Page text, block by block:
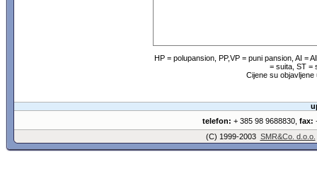
HP = polupansion, PP,VP = puni pansion, AI =
= suita, ST =
Cijene su
telefon: + 385 98 9688830, fax:
(C) 1999-2003 SMR&Co. d.o.o.